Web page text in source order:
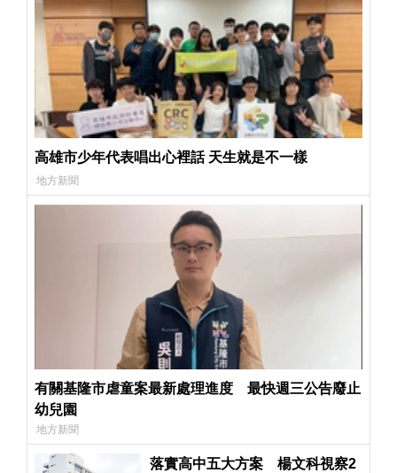
高雄市少年代表唱出心裡話 天生就是不一樣
地方新聞
有關基隆市虐童案最新處理進度 最快週三公告廢止
幼兒園
地方新聞
落實高中五大方案 楊文科視察2